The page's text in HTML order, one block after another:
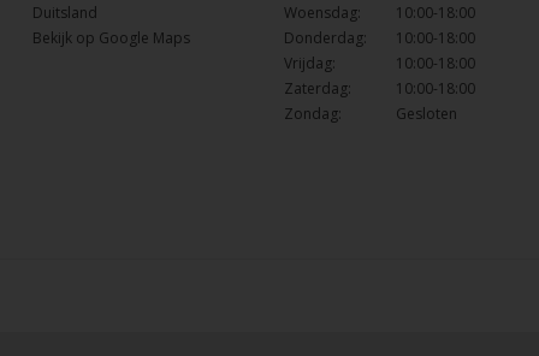
Duitsland
Bekijk op Google Maps
Woensdag:
10:00-18:00
Donderdag:
10:00-18:00
Vrijdag:
10:00-18:00
Zaterdag:
10:00-18:00
Zondag:
Gesloten